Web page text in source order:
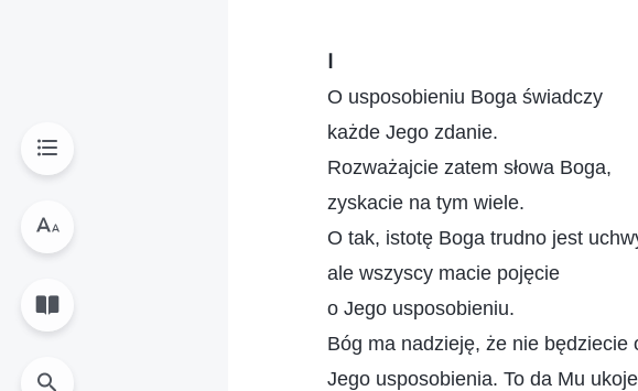
O usposobieniu Boga świadczy
każde Jego zdanie.
Rozważajcie zatem słowa Boga,
zyskacie na tym wiele.
O tak, istotę Boga trudno jest
ale wszyscy macie pojęcie
o Jego usposobieniu.
Bóg ma nadzieję, że nie będziecie
Jego usposobienia. To da Mu